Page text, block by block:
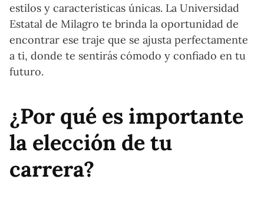
estilos y características únicas. La Universidad
Estatal de Milagro te brinda la oportunidad de
encontrar ese traje que se ajusta perfectamente
a ti, donde te sentirás cómodo y confiado en tu
futuro.
¿Por qué es importante
la elección de tu
carrera?